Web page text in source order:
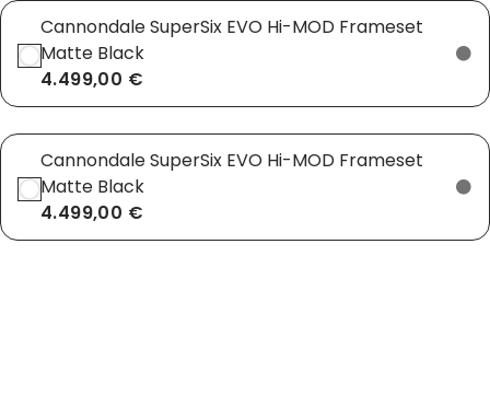
Cannondale SuperSix EVO Hi-MOD Frameset
Matte Black
4.499,00 €
Cannondale SuperSix EVO Hi-MOD Frameset
Matte Black
4.499,00 €